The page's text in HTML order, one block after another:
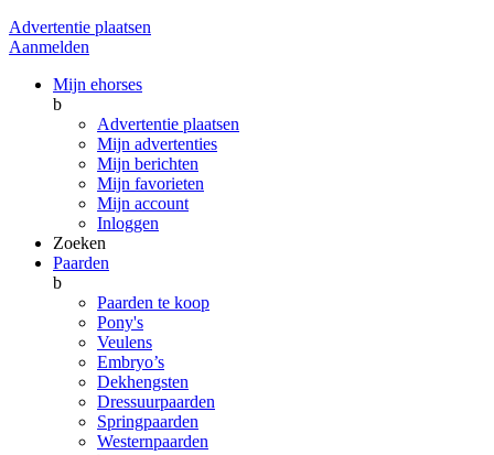
Advertentie plaatsen
Aanmelden
Mijn ehorses
b
Advertentie plaatsen
Mijn advertenties
Mijn berichten
Mijn favorieten
Mijn account
Inloggen
Zoeken
Paarden
b
Paarden te koop
Pony's
Veulens
Embryo’s
Dekhengsten
Dressuurpaarden
Springpaarden
Westernpaarden